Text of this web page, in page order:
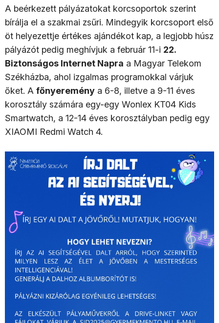
A beérkezett pályázatokat korcsoportok szerint
bírálja el a szakmai zsűri. Mindegyik korcsoport első
öt helyezettje értékes ajándékot kap, a legjobb húsz
pályázót pedig meghívjuk a február 11-i 22.
Biztonságos Internet Napra a Magyar Telekom
Székházba, ahol izgalmas programokkal várjuk
őket. A főnyeremény a 6-8, illetve a 9-11 éves
korosztály számára egy-egy Wonlex KT04 Kids
Smartwatch, a 12-14 éves korosztályban pedig egy
XIAOMI Redmi Watch 4.